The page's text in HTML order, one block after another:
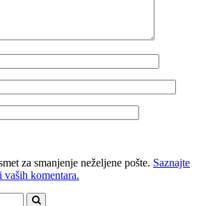
za smanjenje neželjene pošte. Saznajte
vaših komentara.